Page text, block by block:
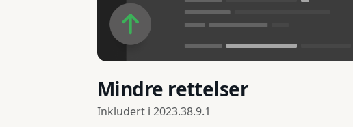
Mindre rettelser
Inkludert i 2023.38.9.1